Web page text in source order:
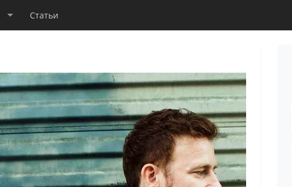
Статьи